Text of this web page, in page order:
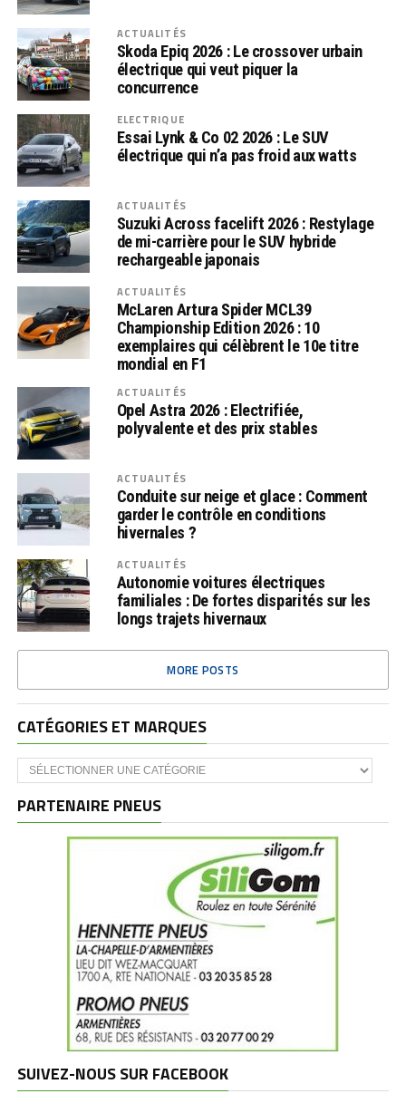
ACTUALITÉS
Skoda Epiq 2026 : Le crossover urbain
électrique qui veut piquer la
concurrence
ELECTRIQUE
Essai Lynk & Co 02 2026 : Le SUV
électrique qui n’a pas froid aux watts
ACTUALITÉS
Suzuki Across facelift 2026 : Restylage
de mi-carrière pour le SUV hybride
rechargeable japonais
ACTUALITÉS
McLaren Artura Spider MCL39
Championship Edition 2026 : 10
exemplaires qui célèbrent le 10e titre
mondial en F1
ACTUALITÉS
Opel Astra 2026 : Electrifiée,
polyvalente et des prix stables
ACTUALITÉS
Conduite sur neige et glace : Comment
garder le contrôle en conditions
hivernales ?
ACTUALITÉS
Autonomie voitures électriques
familiales : De fortes disparités sur les
longs trajets hivernaux
MORE POSTS
CATÉGORIES ET MARQUES
Catégories
et
PARTENAIRE PNEUS
SUIVEZ-NOUS SUR FACEBOOK